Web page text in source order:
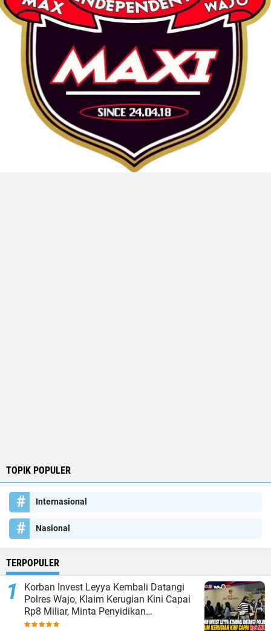
TOPIK POPULER
Internasional
Nasional
TERPOPULER
Korban Invest Leyya Kembali Datangi
Polres Wajo, Klaim Kerugian Kini Capai
Rp8 Miliar, Minta Penyidikan
Dituntaskan